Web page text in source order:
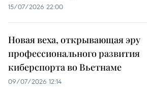
15/07/2026 22:00
Новая веха, открывающая эру
профессионального развития
киберспорта во Вьетнаме
09/07/2026 12:14